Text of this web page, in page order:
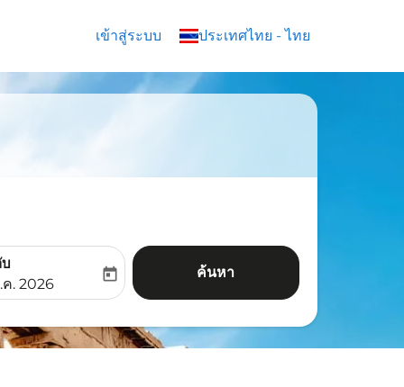
เข้าสู่ระบบ ประเทศไทย - ไทย
keyboard_arrow_down
labelreturn-date-aria-label
ค. 2026
today ค้นหา